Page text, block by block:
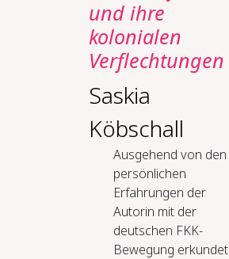
und ihre
kolonialen
Verflechtungen
Saskia
Köbschall
Ausgehend von den
persönlichen
Erfahrungen der
Autorin mit der
deutschen FKK-
Bewegung erkundet